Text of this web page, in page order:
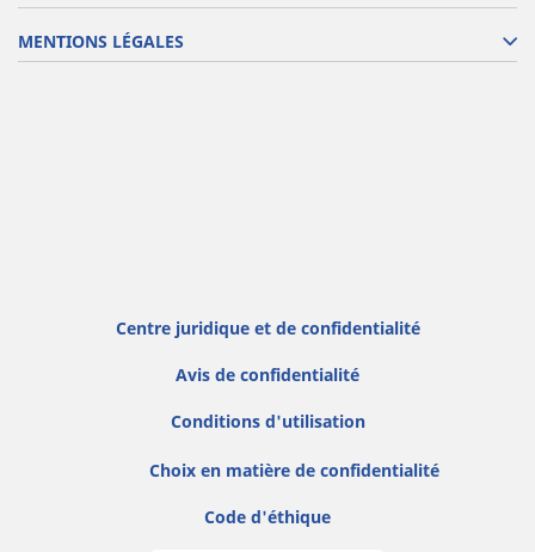
MENTIONS LÉGALES
Centre juridique et de confidentialité
Avis de confidentialité
Conditions d'utilisation
Choix en matière de confidentialité
Code d'éthique